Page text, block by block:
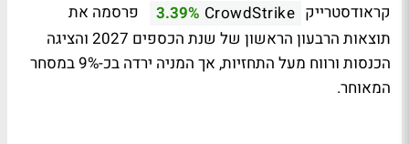
קראודסטרייק CrowdStrike
3.39%
פרסמה את
תוצאות הרבעון הראשון של שנת הכספים 2027 והציגה
הכנסות ורווח מעל התחזיות, אך המניה ירדה בכ-9% במסחר
המאוחר.